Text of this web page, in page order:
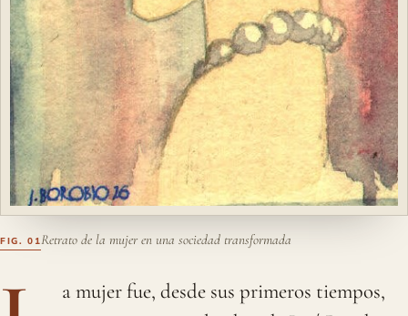
Retrato de la mujer en una sociedad transformada
a mujer fue, desde sus primeros tiempos,